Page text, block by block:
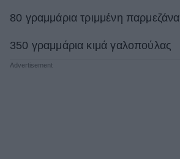
80 γραμμάρια τριμμένη παρμεζάνα
350 γραμμάρια κιμά γαλοπούλας